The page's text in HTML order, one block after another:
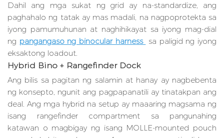
Dahil ang mga sukat ng grid ay na-standardize, ang
paghahalo ng tatak ay mas madali, na nagpoprotekta sa
iyong pamumuhunan at naghihikayat sa iyong mag-dial
ng pangangaso ng binocular harness sa paligid ng iyong
eksaktong loadout.
Hybrid Bino + Rangefinder Dock
Ang bilis sa pagitan ng salamin at hanay ay nagbebenta
ng konsepto, ngunit ang pagpapanatili ay tinatakpan ang
deal. Ang mga hybrid na setup ay maaaring magsama ng
isang rangefinder compartment sa pangunahing
katawan o magbigay ng isang MOLLE-mounted pouch